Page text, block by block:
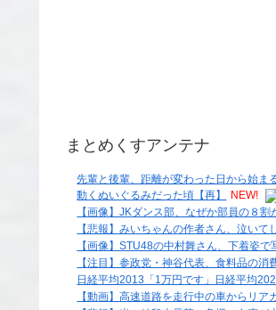
まとめくすアンテナ
先輩と後輩、距離が変わった日から始ま
動くぬいぐるみだった頃【再】
NEW!
【画像】JKダンス部、なぜか部員の８割
【悲報】みいちゃんの作者さん、泣いて
【画像】STU48の中村舞さん、下着姿で
【注目】参政党・神谷代表、食料品の
日経平均2013「1万円です」日経平均
【動画】高速道路を走行中の車からリ